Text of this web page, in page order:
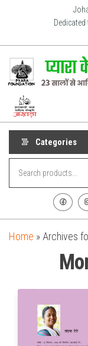
content
indigenous
culture,
language
and
literature
years.
Categories
Home » Archives